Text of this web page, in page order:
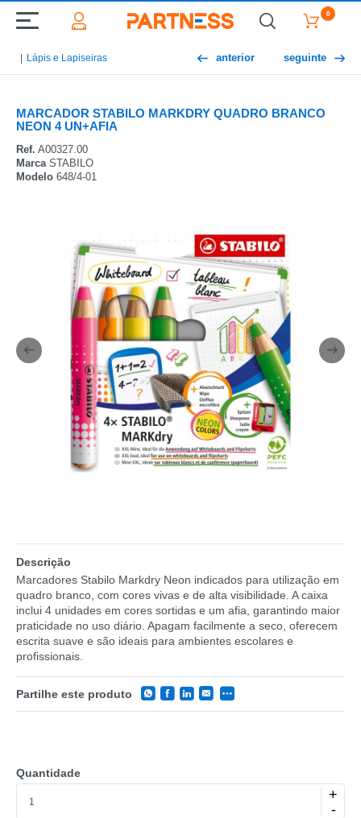
0
Lápis e Lapiseiras anterior seguinte
MARCADOR STABILO MARKDRY QUADRO BRANCO
NEON 4 UN+AFIA
Ref. A00327.00
MarcaSTABILO
Modelo 648/4-01
Descrição
Marcadores Stabilo Markdry Neon indicados para utilização em
quadro branco, com cores vivas e de alta visibilidade. A caixa
inclui 4 unidades em cores sortidas e um afia, garantindo maior
praticidade no uso diário. Apagam facilmente a seco, oferecem
escrita suave e são ideais para ambientes escolares e
profissionais.
Partilhe este produto
Quantidade
+
-